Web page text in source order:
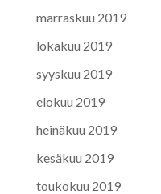
marraskuu 2019
lokakuu 2019
syyskuu 2019
elokuu 2019
heinäkuu 2019
kesäkuu 2019
toukokuu 2019